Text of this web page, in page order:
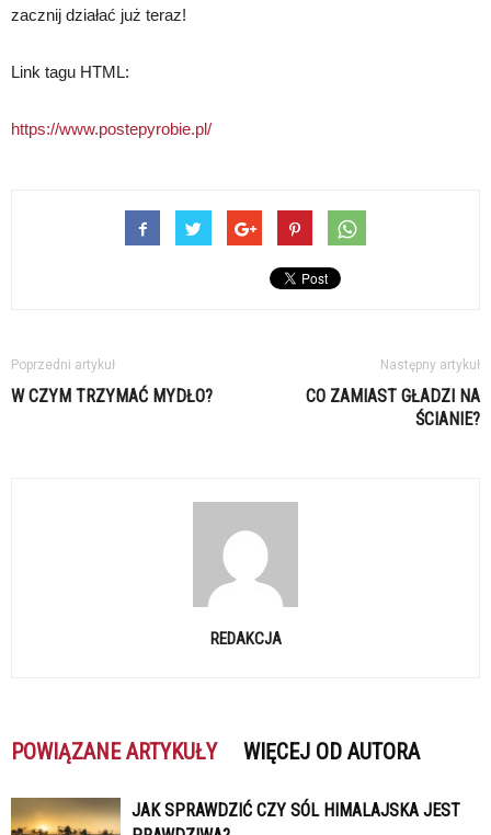
zacznij działać już teraz!
Link tagu HTML:
https://www.postepyrobie.pl/
Poprzedni artykuł
W CZYM TRZYMAĆ MYDŁO?
Następny artykuł
CO ZAMIAST GŁADZI NA
ŚCIANIE?
REDAKCJA
POWIĄZANE ARTYKUŁY WIĘCEJ OD AUTORA
JAK SPRAWDZIĆ CZY SÓL HIMALAJSKA JEST